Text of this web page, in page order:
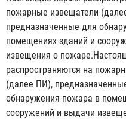
пожарные извещатели
предназначенные для
помещениях зданий и
извещения о
распространяются на
(далее ПИ),
обнаружения пожара в
сооружений и выдачи